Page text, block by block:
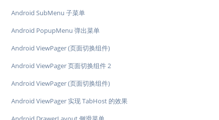
Android SubMenu 子菜单
Android PopupMenu 弹出菜单
Android ViewPager (页面切换组件)
Android ViewPager 页面切换组件 2
Android ViewPager (页面切换组件)
Android ViewPager 实现 TabHost 的效果